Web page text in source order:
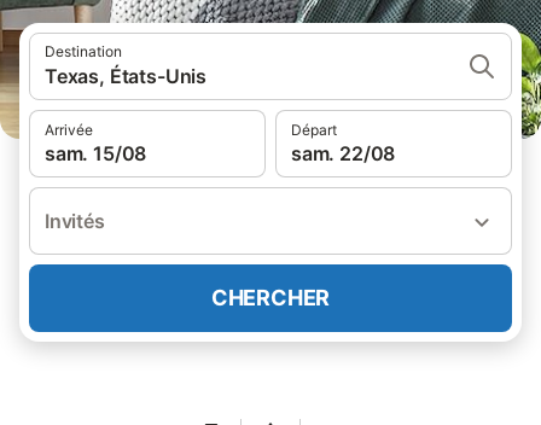
Destination
Texas, États-Unis
Arrivée
sam. 15/08
Départ
sam. 22/08
Invités
CHERCHER